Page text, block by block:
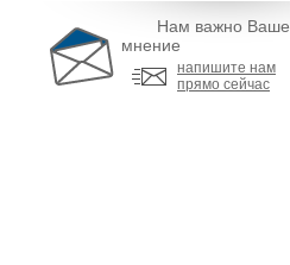
Нам важно Ваше
мнение
напишите нам
прямо сейчас